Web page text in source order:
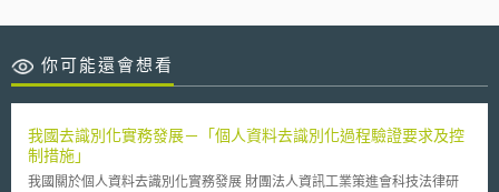
你可能還會想看
我國去識別化實務發展－「個人資料去識別化過程驗證要求及控
制措施」
我國關於個人資料去識別化實務發展 財團法人資訊工業策進會科技法律研